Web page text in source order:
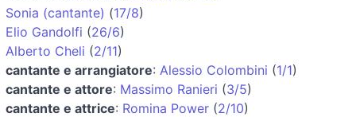
Sonia (cantante) (17/8)
Elio Gandolfi (26/6)
Alberto Cheli (2/11)
cantante e arrangiatore: Alessio Colombini (1/1)
cantante e attore: Massimo Ranieri (3/5)
cantante e attrice: Romina Power (2/10)